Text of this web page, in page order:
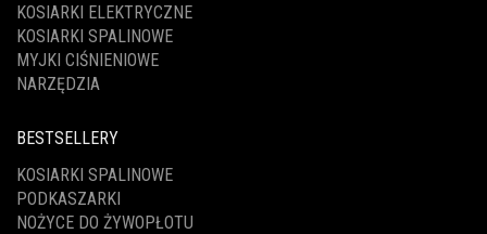
KOSIARKI ELEKTRYCZNE
KOSIARKI SPALINOWE
MYJKI CIŚNIENIOWE
NARZĘDZIA
BESTSELLERY
KOSIARKI SPALINOWE
PODKASZARKI
NOŻYCE DO ŻYWOPŁOTU